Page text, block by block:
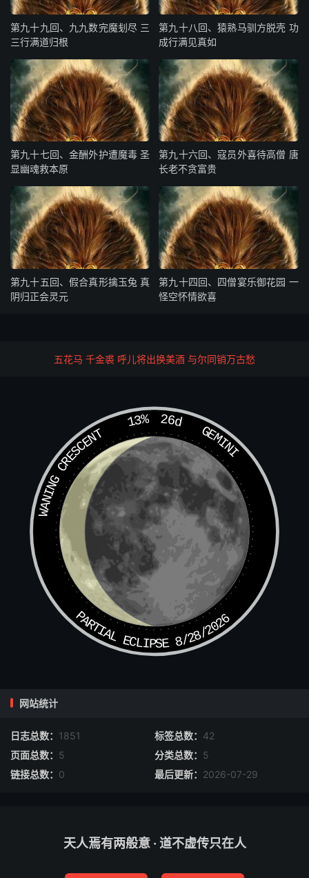
行者笑道：“真个没有，我问别处去救罢。”老君喝道：“去！
去！
去！”这大圣拽转步，往前就走。老君忽的寻思道：“这猴子
惫懒哩，说去就去，只怕溜进来就偷。”即命仙童叫回来
道：“你这猴子，手脚不稳，我把这还魂丹送你一丸罢。”行
者道：“老官儿，既然晓得老孙的手段，快把金丹拿出来，
与我四六分分，还是你的造化哩；不然，就送你个皮笊篱，
一捞个罄尽。”那老祖取过葫芦来，倒吊过底子，倾出一粒
金丹，递与行者道：“止有此了，拿去，拿去！送你这一
粒，医活那皇帝，只算你的功果罢。”
行者接了道：“且休忙，等我尝尝看，只怕是假的，莫被他
哄了。”扑的往口里一丢，慌得那老祖上前扯住，一把揪着
顶瓜皮，-着拳头骂道：“这泼猴若要咽下去，就直打杀
了！”行者笑道：“嘴脸！小家子样！那个吃你的哩！能值几
个钱？虚多实少的，在这里不是？”原来那猴子颏下有嗉袋
门，回到东观，早见那太陽星上。按云头，径至宝林寺山门
外，只听得八戒还哭哩，忽近前叫声：“师父。”三藏喜道：
“悟空来了，可有丹药？”行者道：“有。”八戒道：“怎么得没
有？他偷也去偷人家些来！”行者笑道：“兄弟，你过去罢，
用不着你了。你揩揩眼泪，别处哭去。”教：“沙和尚，取些
水来我用。”沙僧急忙往后面井上，有个方便吊桶，即将半
钵盂水递与行者。行者接了水，口中吐出丹来，安在那皇帝
唇里，两手扳开牙齿，用一口清水，把金丹冲灌下肚。有半
个时辰，只听他肚里呼呼的乱响，只是身体不能转移。行者
道：“师父，弄我金丹也不能救活，可是-杀老孙么！”三藏
道：“岂有不活之理。似这般久死之尸，如何吞得水下？此
乃金丹之仙力也。自金丹入腹，却就肠鸣了，肠鸣乃血脉和
动，但气绝不能回伸。莫说人在井里浸了三年，就是生铁也
上锈了，只是元气尽绝，得个人度他一口气便好。”
空来。”那师父甚有主张：原来猪八戒自幼儿伤生作孽吃
生，是一口清气。这大圣上前，把个雷公嘴噙着那皇帝口
唇，呼的一口气收入咽喉，度下重楼，转明堂，径至丹田，
从涌泉倒返泥垣宫。呼的一声响-，那君王气聚神归，便翻
话？常言道，家无二主，你受他一拜儿不亏。”三藏甚不过
第九十九回、九九数完魔刬尽 三
三行满道归根
第九十八回、猿熟马驯方脱壳 功
成行满见真如
第九十七回、金酬外护遭魔毒 圣
显幽魂救本原
第九十六回、寇员外喜待高僧 唐
长老不贪富贵
第九十五回、假合真形擒玉兔 真
阴归正会灵元
第九十四回、四僧宴乐御花园 一
怪空怀情欲喜
五花马 千金裘 呼儿将出换美酒 与尔同销万古愁
13% 26d
GEMINI
WANING CRESCENT
PARTIAL ECLIPSE 8/28/2026
网站统计
日志总数： 1851 标签总数： 42
页面总数： 5 分类总数： 5
链接总数： 0 最后更新： 2026-07-29
天人焉有两般意 · 道不虚传只在人